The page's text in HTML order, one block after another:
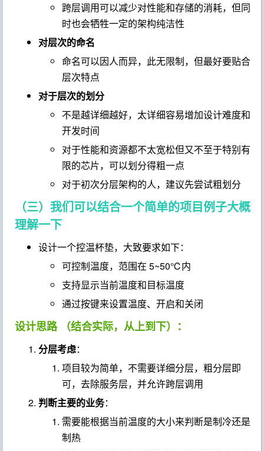
跨层调用可以减少对性能和存储的消耗，但同
时也会牺牲一定的架构纯洁性
对层次的命名
命名可以因人而异，此无限制，但最好要贴合
层次特点
对于层次的划分
不是越详细越好，太详细容易增加设计难度和
开发时间
对于性能和资源都不太宽松但又不至于特别有
限的芯片，可以划分得粗一点
对于初次分层架构的人，建议先尝试粗划分
（三）我们可以结合一个简单的项目例子大概
理解一下
设计一个控温杯垫，大致要求如下：
可控制温度，范围在 5~50℃内
支持显示当前温度和目标温度
通过按键来设置温度、开启和关闭
设计思路 （结合实际，从上到下）：
分层考虑：
项目较为简单，不需要详细分层，粗分层即
可，去除服务层，并允许跨层调用
判断主要的业务：
需要能根据当前温度的大小来判断是制冷还是
制热